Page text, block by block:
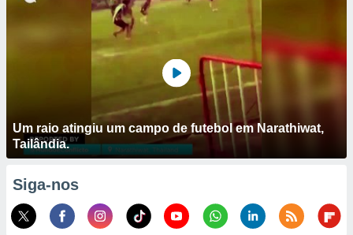
Um raio atingiu um campo de futebol em Narathiwat,
Tailândia.
Siga-nos